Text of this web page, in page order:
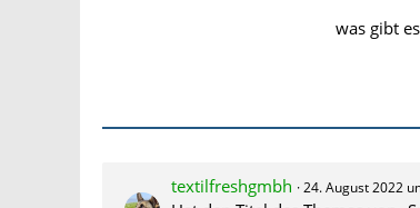
was gibt
textilfreshgmbh 24. August 2022